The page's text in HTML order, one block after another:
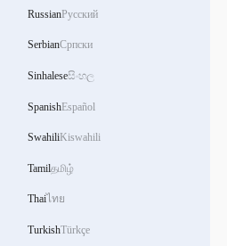
RussianРусский
SerbianСрпски
Sinhaleseසිංහල
SpanishEspañol
SwahiliKiswahili
Tamilதமிழ்
Thaiไทย
TurkishTürkçe